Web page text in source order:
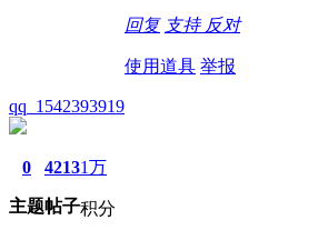
回复 支持 反对
使用道具 举报
qq_1542393919
0
主题
4213
帖子
1万
积分